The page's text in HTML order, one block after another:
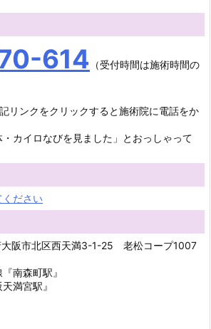
614
（受付時間は施術時間の
リンクをクリックすると施術院に電話をか
カイロなびを見ました」とおっしゃって
ください
阪市北区西天満3-1-25 老松コープ1007
南森町駅』
満宮駅』